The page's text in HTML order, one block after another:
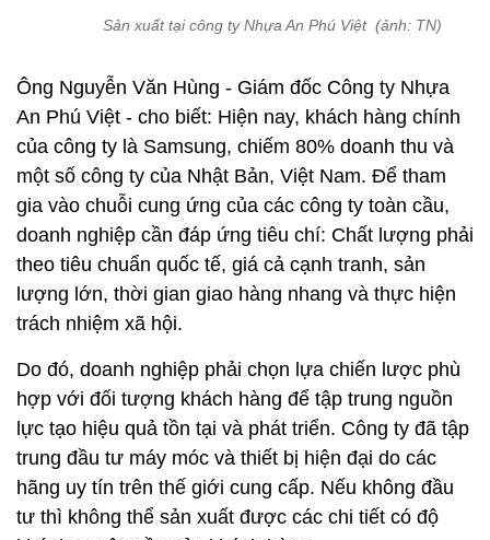
Sản xuất tại công ty Nhựa An Phú Việt (ảnh: TN)
Ông Nguyễn Văn Hùng - Giám đốc Công ty Nhựa
An Phú Việt - cho biết: Hiện nay, khách hàng chính
của công ty là Samsung, chiếm 80% doanh thu và
một số công ty của Nhật Bản, Việt Nam. Để tham
gia vào chuỗi cung ứng của các công ty toàn cầu,
doanh nghiệp cần đáp ứng tiêu chí: Chất lượng phải
theo tiêu chuẩn quốc tế, giá cả cạnh tranh, sản
lượng lớn, thời gian giao hàng nhang và thực hiện
trách nhiệm xã hội.
Do đó, doanh nghiệp phải chọn lựa chiến lược phù
hợp với đối tượng khách hàng để tập trung nguồn
lực tạo hiệu quả tồn tại và phát triển. Công ty đã tập
trung đầu tư máy móc và thiết bị hiện đại do các
hãng uy tín trên thế giới cung cấp. Nếu không đầu
tư thì không thể sản xuất được các chi tiết có độ